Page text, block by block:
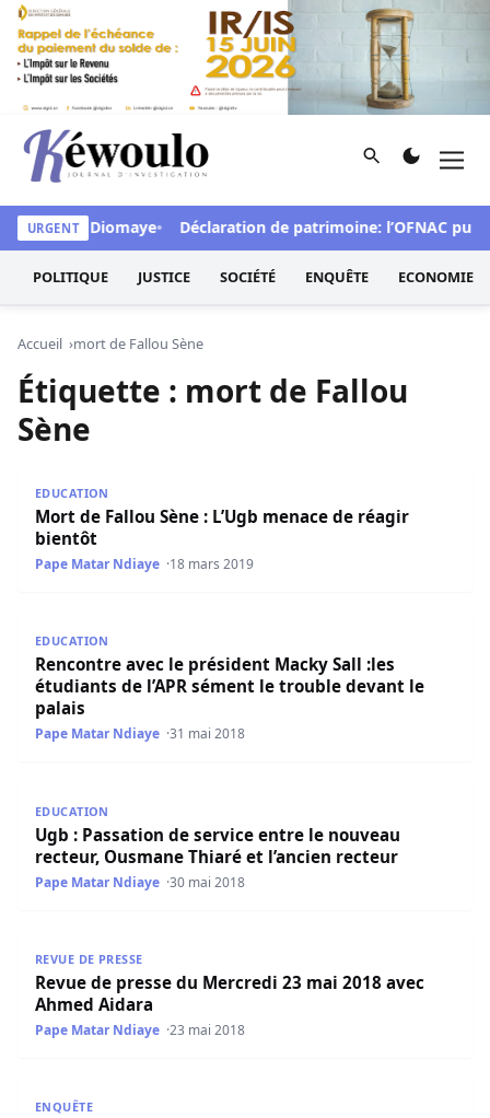
Aller au contenu
Kéwoulo, le premier site d'information et d'investigation
Rechercher
URGENTDiomaye Déclaration de patrimoine: l’OFNAC
POLITIQUE JUSTICE SOCIÉTÉ ENQUÊTE ECONOMIE
Accueil mort de Fallou Sène
Étiquette : mort de Fallou
Sène
EDUCATION
Mort de Fallou Sène : L’Ugb menace de réagir
bientôt
Pape Matar Ndiaye 18 mars 2019
EDUCATION
Rencontre avec le président Macky Sall :les
étudiants de l’APR sément le trouble devant le
palais
Pape Matar Ndiaye 31 mai 2018
EDUCATION
Ugb : Passation de service entre le nouveau
recteur, Ousmane Thiaré et l’ancien recteur
Pape Matar Ndiaye 30 mai 2018
REVUE DE PRESSE
Revue de presse du Mercredi 23 mai 2018 avec
Ahmed Aidara
Pape Matar Ndiaye 23 mai 2018
ENQUÊTE